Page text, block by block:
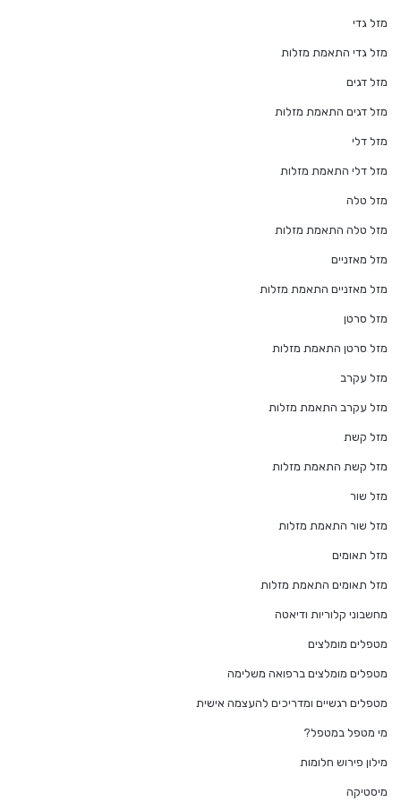
מזל גדי
מזל גדי התאמת מזלות
מזל דגים
מזל דגים התאמת מזלות
מזל דלי
מזל דלי התאמת מזלות
מזל טלה
מזל טלה התאמת מזלות
מזל מאזניים
מזל מאזניים התאמת מזלות
מזל סרטן
מזל סרטן התאמת מזלות
מזל עקרב
מזל עקרב התאמת מזלות
מזל קשת
מזל קשת התאמת מזלות
מזל שור
מזל שור התאמת מזלות
מזל תאומים
מזל תאומים התאמת מזלות
מחשבוני קלוריות ודיאטה
מטפלים מומלצים
מטפלים מומלצים ברפואה משלימה
מטפלים רגשיים ומדריכים להעצמה אישית
מי מטפל במטפל?
מילון פירוש חלומות
מיסטיקה